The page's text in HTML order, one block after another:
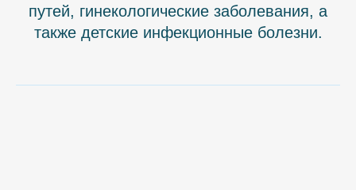
путей, гинекологические заболевания, а
также детские инфекционные болезни.